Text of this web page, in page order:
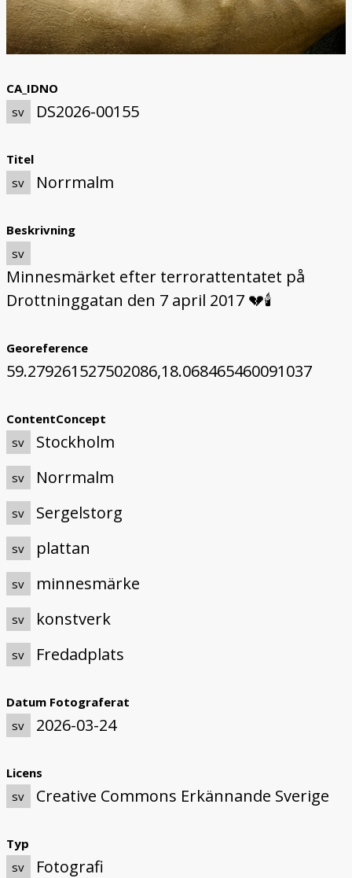
CA_IDNO
sv
DS2026-00155
Titel
sv
Norrmalm
Beskrivning
sv
Minnesmärket efter terrorattentatet på
Drottninggatan den 7 april 2017 💔🕯️
Georeference
59.279261527502086,18.068465460091037
ContentConcept
sv
Stockholm
sv Norrmalm
sv Sergelstorg
sv plattan
sv minnesmärke
sv konstverk
sv Fredadplats
Datum Fotograferat
sv
2026-03-24
Licens
sv
Creative Commons Erkännande Sverige
Typ
sv
Fotografi